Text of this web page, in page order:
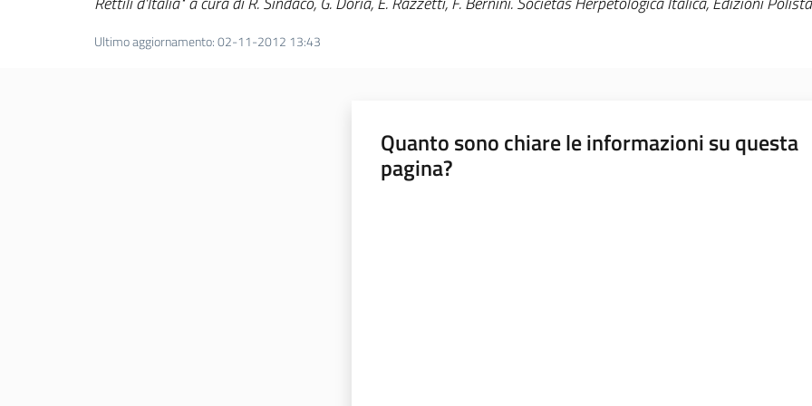
Ultimo aggiornamento:02-11-2012 13:43
Quanto sono chiare le informazioni su questa
pagina?